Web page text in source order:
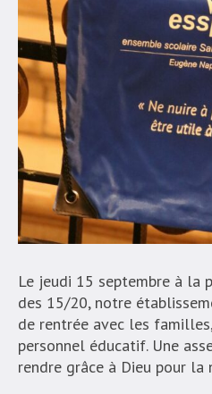
Le jeudi 15 septembre à la
des 15/20, notre
de rentrée avec les
personnel éducatif. Une
rendre grâce à Dieu pour la